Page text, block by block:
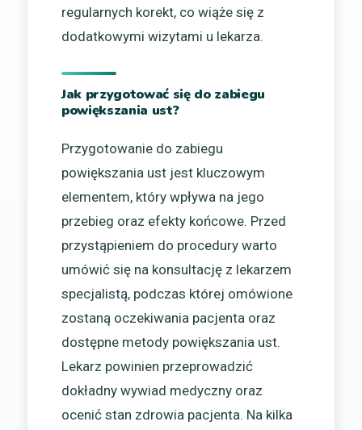
regularnych korekt, co wiąże się z
dodatkowymi wizytami u lekarza.
Jak przygotować się do zabiegu
powiększania ust?
Przygotowanie do zabiegu
powiększania ust jest kluczowym
elementem, który wpływa na jego
przebieg oraz efekty końcowe. Przed
przystąpieniem do procedury warto
umówić się na konsultację z lekarzem
specjalistą, podczas której omówione
zostaną oczekiwania pacjenta oraz
dostępne metody powiększania ust.
Lekarz powinien przeprowadzić
dokładny wywiad medyczny oraz
ocenić stan zdrowia pacjenta. Na kilka